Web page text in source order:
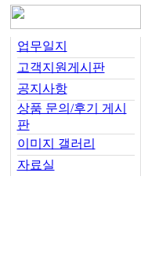
업무일지
고객지원게시판
공지사항
상품 문의/후기 게시
판
이미지 갤러리
자료실